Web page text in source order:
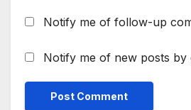
Notify me of follow-up
Notify me of new posts by